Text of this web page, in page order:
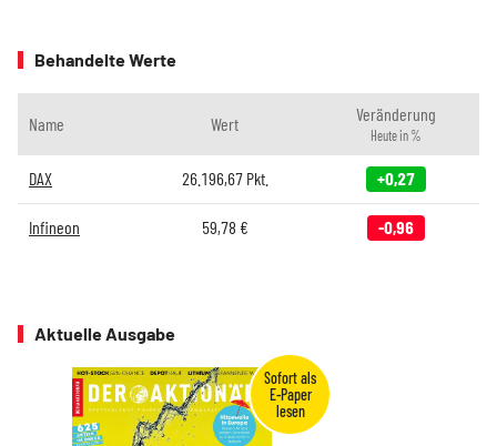
Behandelte Werte
Name Wert Veränderung
Heute in %
DAX 26.196,67Pkt. +0,27
Infineon 59,78 € -0,96
Aktuelle Ausgabe